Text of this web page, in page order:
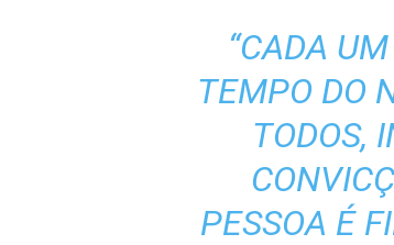
“CADA
TEMPO DO
TODOS,
PESSOA É